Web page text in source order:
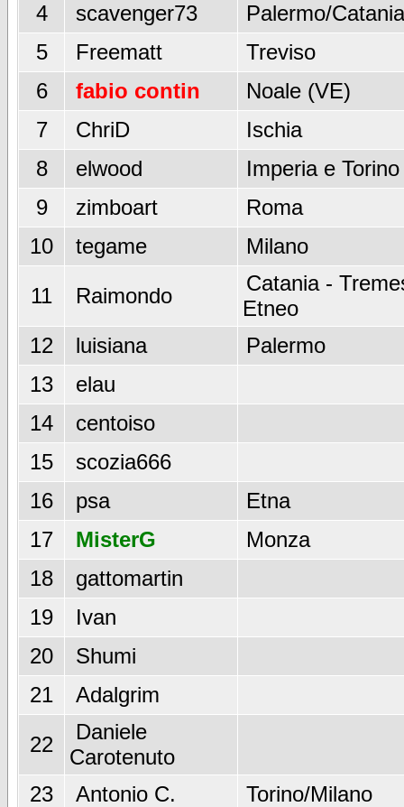
4
scavenger73
Palermo/Catania
5
Freematt
Treviso
6
fabio contin
Noale (VE)
7
ChriD
Ischia
8
elwood
Imperia e Torino
9
zimboart
Roma
10
tegame Milano
11 Raimondo
Catania -
Etneo
12
luisiana
Palermo
13
elau
14
centoiso
15
scozia666
16
psa
Etna
17
MisterG
Monza
18
gattomartin
19
Ivan
20
Shumi
21
Adalgrim
22
Daniele
Carotenuto
23
Antonio C. Torino/Milano